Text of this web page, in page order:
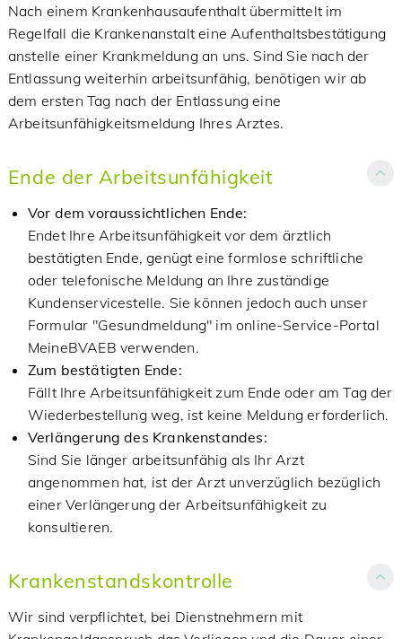
Nach einem Krankenhausaufenthalt übermittelt im
Regelfall die Krankenanstalt eine Aufenthaltsbestätigung
anstelle einer Krankmeldung an uns. Sind Sie nach der
Entlassung weiterhin arbeitsunfähig, benötigen wir ab
dem ersten Tag nach der Entlassung eine
Arbeitsunfähigkeitsmeldung Ihres Arztes.
Ende der Arbeitsunfähigkeit
Vor dem voraussichtlichen Ende:
Endet Ihre Arbeitsunfähigkeit vor dem ärztlich
bestätigten Ende, genügt eine formlose schriftliche
oder telefonische Meldung an Ihre zuständige
Kundenservicestelle. Sie können jedoch auch unser
Formular "Gesundmeldung" im online-Service-Portal
MeineBVAEB verwenden.
Zum bestätigten Ende:
Fällt Ihre Arbeitsunfähigkeit zum Ende oder am Tag der
Wiederbestellung weg, ist keine Meldung erforderlich.
Verlängerung des Krankenstandes:
Sind Sie länger arbeitsunfähig als Ihr Arzt
angenommen hat, ist der Arzt unverzüglich bezüglich
einer Verlängerung der Arbeitsunfähigkeit zu
konsultieren.
Krankenstandskontrolle
Wir sind verpflichtet, bei Dienstnehmern mit